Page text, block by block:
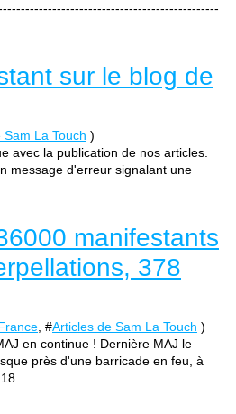
sur le blog de
Sam La Touch )
avec la publication de nos articles.
message d'erreur signalant une
manifestants
378
, #Articles de Sam La Touch )
en continue ! Dernière MAJ le
près d'une barricade en feu, à